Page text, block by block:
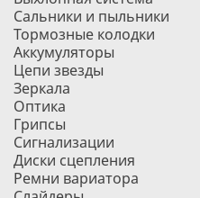
Сальники и пыльники
Тормозные колодки
Аккумуляторы
Цепи звезды
Зеркала
Оптика
Грипсы
Сигнализации
Диски сцепления
Ремни вариатора